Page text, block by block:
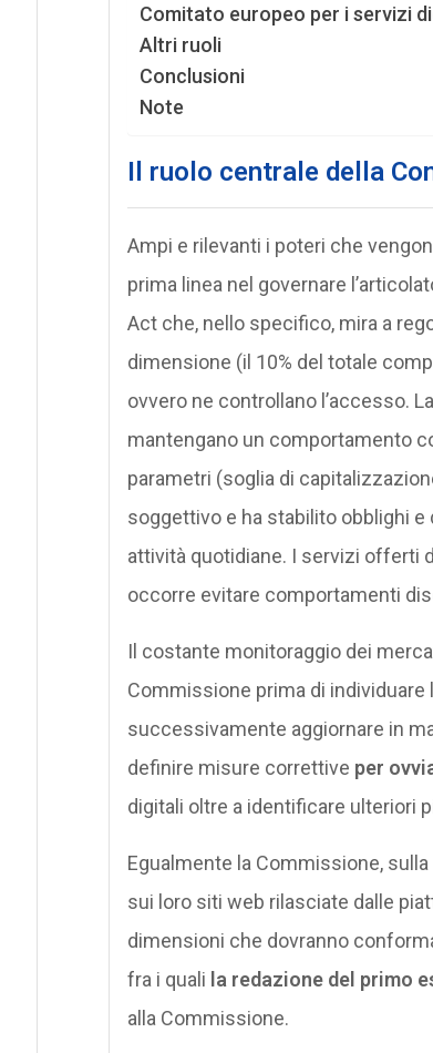
Comitato europeo per i servizi
Altri ruoli
Conclusioni
Note
Il ruolo centrale della
Ampi e rilevanti i poteri che
prima linea nel governare
Act che, nello specifico, mira a
dimensione (il 10% del totale
ovvero ne controllano l’accesso.
mantengano un comportamento
parametri (soglia di
soggettivo e ha stabilito obblighi
attività quotidiane. I servizi offerti
occorre evitare comportamenti
Il costante monitoraggio dei
Commissione prima di
successivamente aggiornare in
definire misure correttive per
digitali oltre a identificare ulteriori
Egualmente la Commissione,
sui loro siti web rilasciate dalle
dimensioni che dovranno
fra i quali la redazione del primo
alla Commissione.